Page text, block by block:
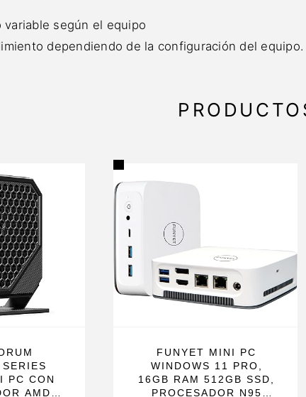
variable según el equipo
dependiendo de la configuración del equipo.
PC CON
AMD
FUNYET MINI PC
WINDOWS 11 PRO,
16GB RAM 512GB SSD,
PROCESADOR N95